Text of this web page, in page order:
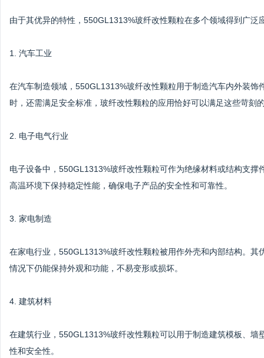
由于其优异的特性，550GL1313%玻纤改性颗粒在多个领域得到广泛
1. 汽车工业
在汽车制造领域，550GL1313%玻纤改性颗粒用于制造汽车内外装
时，还需满足安全标准，玻纤改性颗粒的应用恰好可以满足这些苛刻
2. 电子电气行业
电子设备中，550GL1313%玻纤改性颗粒可作为绝缘材料或结构支
高温环境下保持稳定性能，确保电子产品的安全性和可靠性。
3. 家电制造
在家电行业，550GL1313%玻纤改性颗粒被用作外壳和内部结构。
情况下仍能保持外观和功能，不易变形或损坏。
4. 建筑材料
在建筑行业，550GL1313%玻纤改性颗粒可以用于制造建筑模板、
性和安全性。